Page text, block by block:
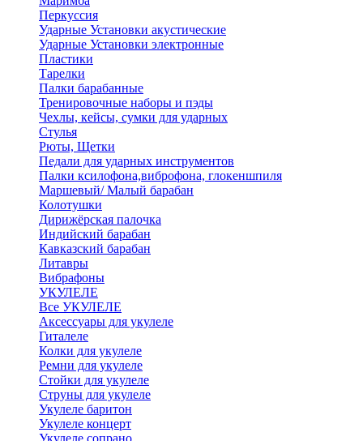
Перкуссия
Ударные Установки акустические
Ударные Установки электронные
Пластики
Тарелки
Палки барабанные
Тренировочные наборы и пэды
Чехлы, кейсы, сумки для ударных
Стулья
Рюты, Щетки
Педали для ударных инструментов
Палки ксилофона,виброфона, глокеншпиля
Маршевый/ Малый барабан
Колотушки
Дирижёрская палочка
Индийский барабан
Кавказский барабан
Литавры
Вибрафоны
УКУЛЕЛЕ
Все УКУЛЕЛЕ
Аксессуары для укулеле
Гиталеле
Колки для укулеле
Ремни для укулеле
Стойки для укулеле
Струны для укулеле
Укулеле баритон
Укулеле концерт
Укулеле сопрано